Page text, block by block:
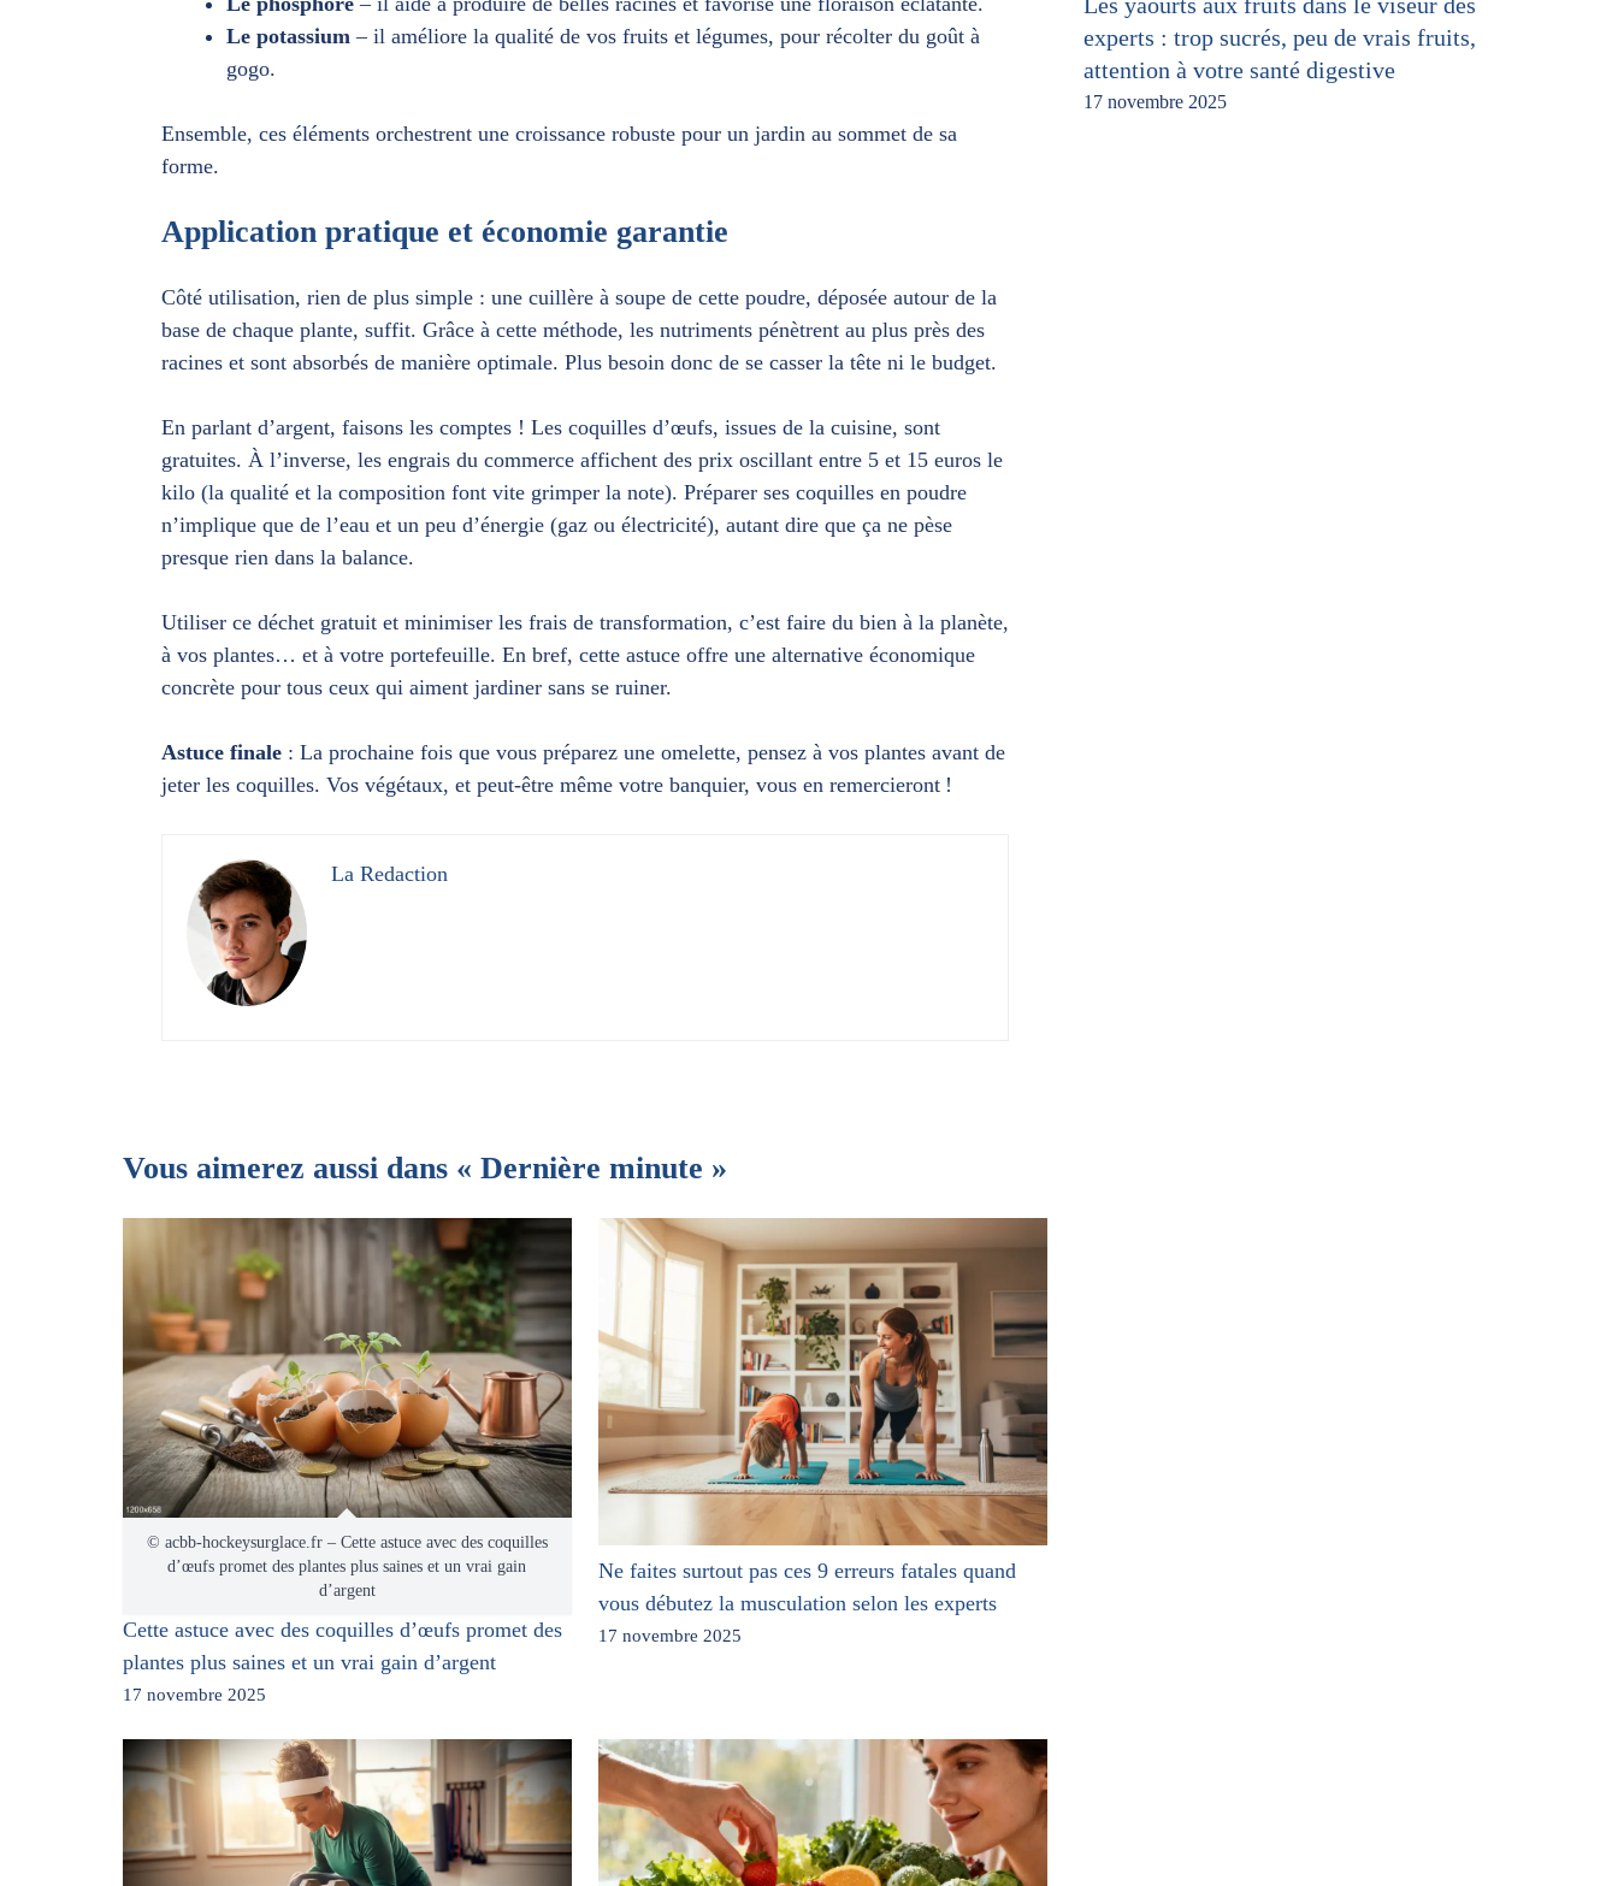
Le potassium – il améliore la qualité de vos fruits et légumes, pour récolter du goût à
gogo.
Ensemble, ces éléments orchestrent une croissance robuste pour un jardin au sommet de sa
forme.
Application pratique et économie garantie
Côté utilisation, rien de plus simple : une cuillère à soupe de cette poudre, déposée autour de la
base de chaque plante, suffit. Grâce à cette méthode, les nutriments pénètrent au plus près des
racines et sont absorbés de manière optimale. Plus besoin donc de se casser la tête ni le budget.
En parlant d’argent, faisons les comptes ! Les coquilles d’œufs, issues de la cuisine, sont
gratuites. À l’inverse, les engrais du commerce affichent des prix oscillant entre 5 et 15 euros le
kilo (la qualité et la composition font vite grimper la note). Préparer ses coquilles en poudre
n’implique que de l’eau et un peu d’énergie (gaz ou électricité), autant dire que ça ne pèse
presque rien dans la balance.
Utiliser ce déchet gratuit et minimiser les frais de transformation, c’est faire du bien à la planète,
à vos plantes… et à votre portefeuille. En bref, cette astuce offre une alternative économique
concrète pour tous ceux qui aiment jardiner sans se ruiner.
Astuce finale : La prochaine fois que vous préparez une omelette, pensez à vos plantes avant de
jeter les coquilles. Vos végétaux, et peut-être même votre banquier, vous en remercieront !
La Redaction
Vous aimerez aussi dans « Dernière minute »
© acbb-hockeysurglace.fr – Cette astuce avec des coquilles
d’œufs promet des plantes plus saines et un vrai gain
d’argent
Cette astuce avec des coquilles d’œufs promet des
plantes plus saines et un vrai gain d’argent
17 novembre 2025
Ne faites surtout pas ces 9 erreurs fatales quand
vous débutez la musculation selon les experts
17 novembre 2025
experts : trop sucrés, peu de vrais fruits,
attention à votre santé digestive
17 novembre 2025